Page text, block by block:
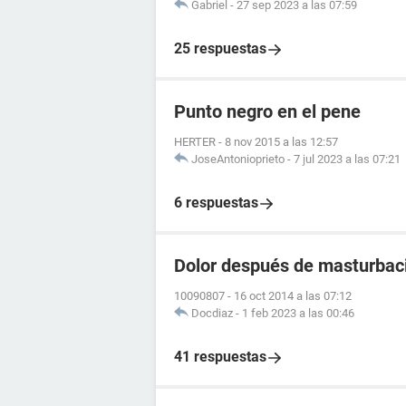
Gabriel - 27 sep 2023 a las 07:59
25 respuestas
Punto negro en el pene
HERTER - 8 nov 2015 a las 12:57
JoseAntonioprieto - 7 jul 2023 a las 07:21
6 respuestas
Dolor después de
10090807 - 16 oct 2014 a las 07:12
Docdiaz - 1 feb 2023 a las 00:46
41 respuestas